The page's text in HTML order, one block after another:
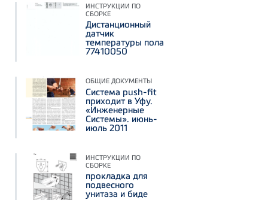
ИНСТРУКЦИИ ПО
СБОРКЕ
Дистанционный
датчик
температуры пола
77410050
ОБЩИЕ ДОКУМЕНТЫ
Система push-fit
приходит в Уфу.
«Инженерные
Системы». июнь-
июль 2011
ИНСТРУКЦИИ ПО
СБОРКЕ
прокладка для
подвесного
унитаза и биде